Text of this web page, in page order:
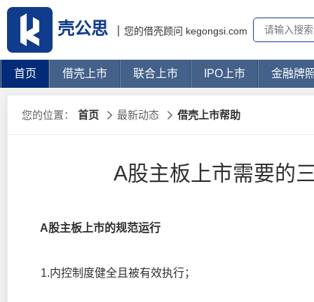
壳公思 您的借壳顾问 kegongsi.com
首页 借壳上市 联合上市 IPO上市 金融牌
您的位置： 首页 最新动态 借壳上市帮助
A股主板上市需要的
A股主板上市的规范运行
1.内控制度健全且被有效执行；